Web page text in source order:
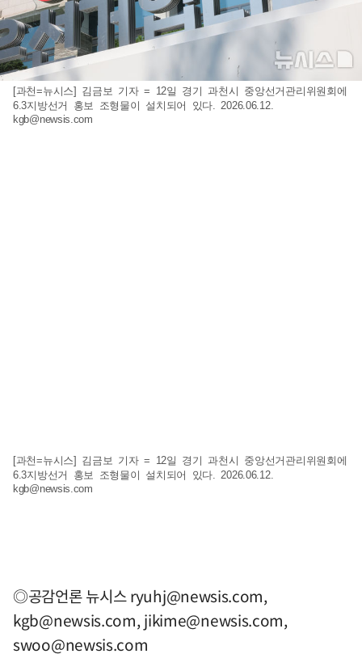
[과천=뉴시스] 김금보 기자 = 12일 경기 과천시 중앙선거관리위원회에
6.3지방선거 홍보 조형물이 설치되어 있다. 2026.06.12.
kgb@newsis.com
[과천=뉴시스] 김금보 기자 = 12일 경기 과천시 중앙선거관리위원회에
6.3지방선거 홍보 조형물이 설치되어 있다. 2026.06.12.
kgb@newsis.com
◎공감언론 뉴시스ryuhj@newsis.com,
kgb@newsis.com,jikime@newsis.com,
swoo@newsis.com